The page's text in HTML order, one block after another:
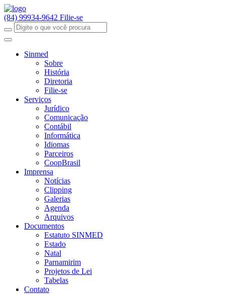
(84) 99934-9642 Filie-se
Sinmed
Sobre
História
Diretoria
Filie-se
Serviços
Jurídico
Comunicação
Contábil
Informática
Idiomas
Parceiros
CoopBrasil
Imprensa
Notícias
Clipping
Galerias
Agenda
Arquivos
Documentos
Estatuto SINMED
Estado
Natal
Parnamirim
Projetos de Lei
Tabelas
Contato